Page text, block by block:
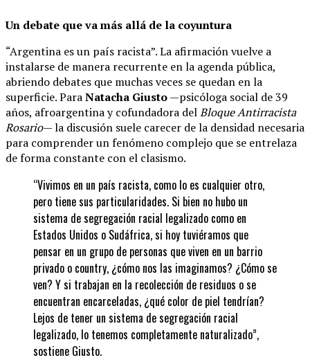
Un debate que va más allá de la coyuntura
“Argentina es un país racista”. La afirmación vuelve a
instalarse de manera recurrente en la agenda pública,
abriendo debates que muchas veces se quedan en la
superficie. ParaNatacha Giusto—psicóloga social de 39
años, afroargentina y cofundadora delBloque Antirracista
Rosario— la discusión suele carecer de la densidad necesaria
para comprender un fenómeno complejo que se entrelaza
de forma constante con el clasismo.
“Vivimos en un país racista, como lo es cualquier otro,
pero tiene sus particularidades. Si bien no hubo un
sistema de segregación racial legalizado como en
Estados Unidos o Sudáfrica, si hoy tuviéramos que
pensar en un grupo de personas que viven en un barrio
privado o country, ¿cómo nos las imaginamos? ¿Cómo se
ven? Y si trabajan en la recolección de residuos o se
encuentran encarceladas, ¿qué color de piel tendrían?
Lejos de tener un sistema de segregación racial
legalizado, lo tenemos completamente naturalizado”,
sostiene Giusto.